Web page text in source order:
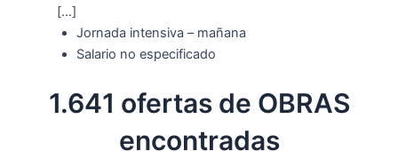
[…]
Jornada intensiva – mañana
Salario no especificado
1.641 ofertas de OBRAS
encontradas